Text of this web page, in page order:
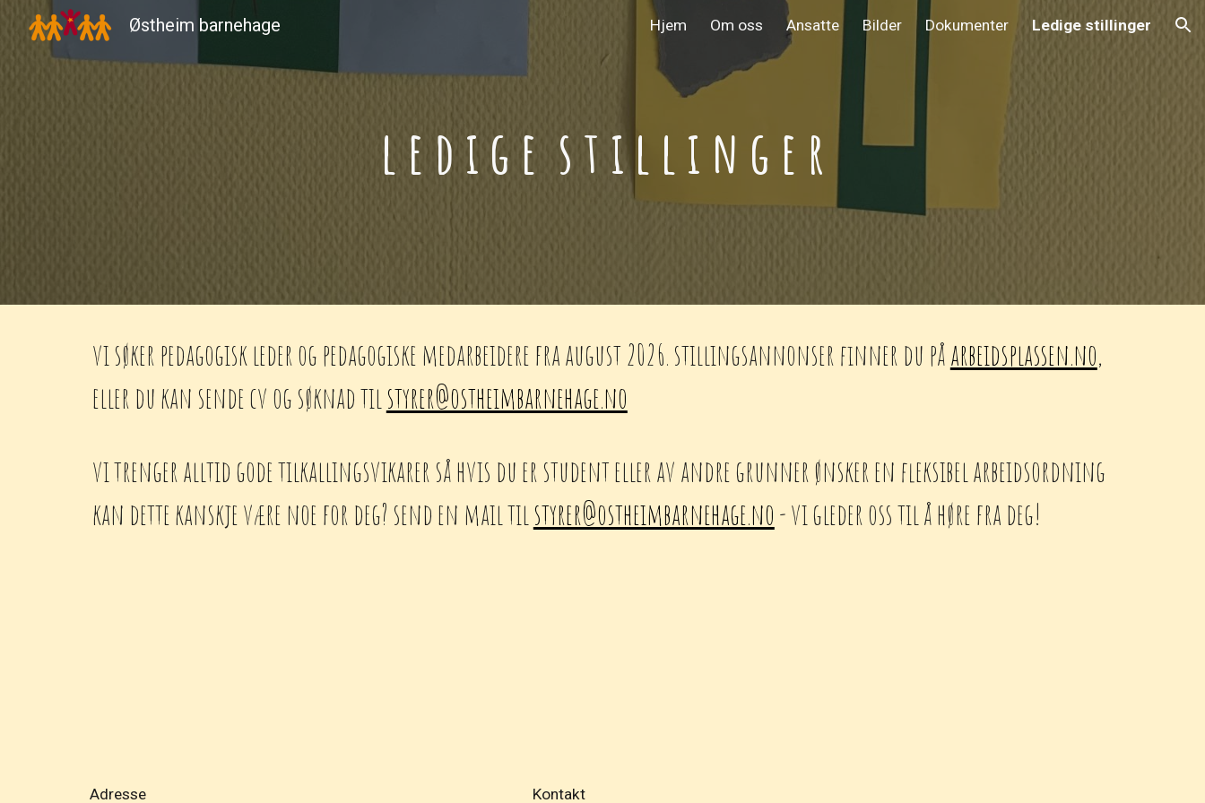
Skip to navigation
Østheim barnehage Hjem Om oss Ansatte Bilder Dokumenter Ledige stillinger
l e d i g e s t i l l i n g e r
vi søker pedagogisk leder og pedagogiske medarbeidere fra august 2026. stillingsannonser finner du påarbeidsplassen.no,
eller du kan sende cv og søknad til styrer@ostheimbarnehage.no
vi trenger alltid gode tilkallingsvikarer så hvis du er student eller av andre grunner ønsker en fleksibel arbeidsordning
kan dette kanskje være noe for deg? send en mail til styrer@ostheimbarnehage.no- vi gleder oss til å høre fra deg!
Adresse Kontakt